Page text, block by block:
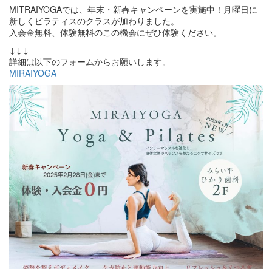
MITRAIYOGAでは、年末・新春キャンペーンを実施中！月曜日に
新しくピラティスのクラスが加わりました。
入会金無料、体験無料のこの機会にぜひ体験ください。
↓↓↓
詳細は以下のフォームからお願いします。
MIRAIYOGA